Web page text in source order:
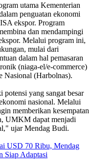
utama Kementerian
penguatan ekonomi
ekspor. Program
dan mendampingi
Melalui program ini,
mulai dari
dalam hal pemasaran
(niaga-el/e-commerce)
Nasional (Harbolnas).
yang sangat besar
nasional. Melalui
memberikan kesempatan
UMKM dapat menjadi
ujar Mendag Budi.
USD 70 Ribu, Mendag
Siap Adaptasi